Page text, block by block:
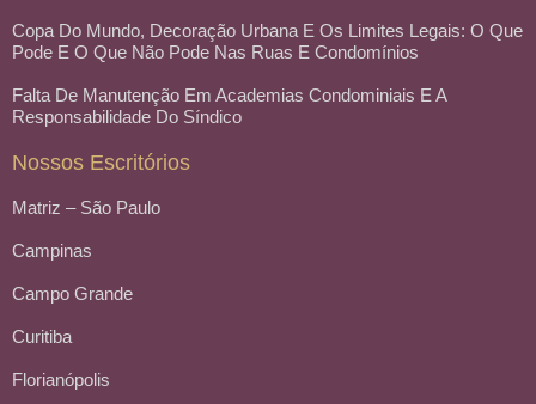
Copa Do Mundo, Decoração Urbana E Os Limites Legais: O Que
Pode E O Que Não Pode Nas Ruas E Condomínios
Falta De Manutenção Em Academias Condominiais E A
Responsabilidade Do Síndico
Nossos Escritórios
Matriz – São Paulo
Campinas
Campo Grande
Curitiba
Florianópolis